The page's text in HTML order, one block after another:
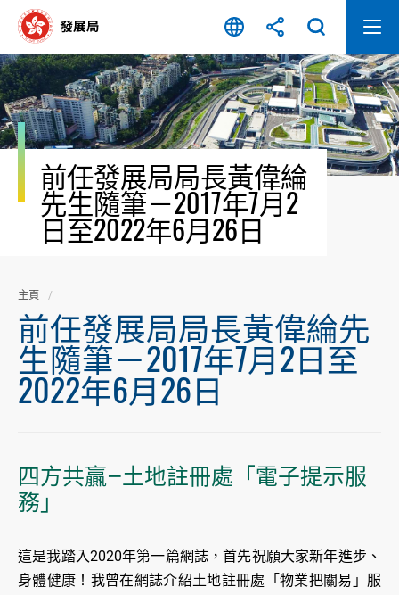
容
開
始
前任發展局局長黃偉綸
先生隨筆－2017年7月2
日至2022年6月26日
主頁
前任發展局局長黃偉綸先
生隨筆－2017年7月2日至
2022年6月26日
四方共贏—土地註冊處「電子提示服
務」
這是我踏入2020年第一篇網誌，首先祝願大家新年進步、
身體健康！我曾在網誌介紹土地註冊處「物業把關易」服